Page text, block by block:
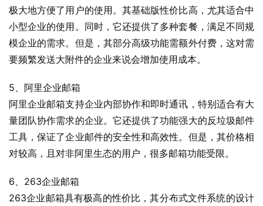
极大地方便了用户的使用。其基础版性价比高，尤其适合中
小型企业的使用。同时，它还提供了多种套餐，满足不同规
模企业的需求。但是，其部分高级功能需额外付费，这对需
要频繁发送大附件的企业来说会增加使用成本。
5、阿里企业邮箱
阿里企业邮箱支持企业内部协作和即时通讯，特别适合有大
量团队协作需求的企业。它还提供了功能强大的反垃圾邮件
工具，保证了企业邮件的安全性和高效性。但是，其价格相
对较高，且对非阿里生态的用户，很多邮箱功能受限。
6、263企业邮箱
263企业邮箱具有极高的性价比，其分布式文件系统的设计